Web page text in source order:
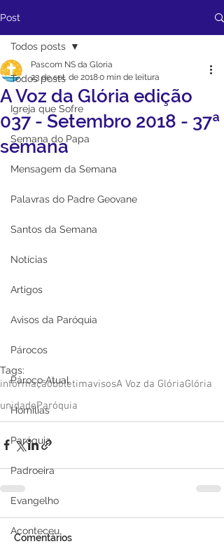
Post
Todos posts
Igreja que Sofre
Semana do Papa
Mensagem da Semana
Palavras do Padre Geovane
Santos da Semana
Notícias
Artigos
Avisos da Paróquia
Párocos
Pároco Atual
Homilias
Paróquia
Padroeira
Evangelho
Aconteceu
Todos posts
A Voz da Glória edição
037 - Setembro 2018 - 37ª
semana
Pascom NS da Gloria
23 de set. de 20180 min de leitura
Tags:
informaçãoboletimavisosA Voz da GlóriaGlória
unidadeParóquia
Comentários